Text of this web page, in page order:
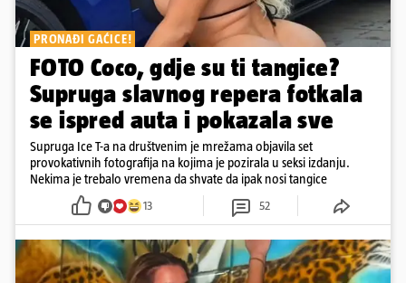
PRONAĐI GAĆICE!
FOTO Coco, gdje su ti tangice?
Supruga slavnog repera fotkala
se ispred auta i pokazala sve
Supruga Ice T-a na društvenim je mrežama objavila set
provokativnih fotografija na kojima je pozirala u seksi izdanju.
Nekima je trebalo vremena da shvate da ipak nosi tangice
13 52